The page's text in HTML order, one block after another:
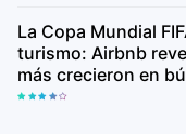
La Copa Mundial
turismo: Airbnb
más crecieron en